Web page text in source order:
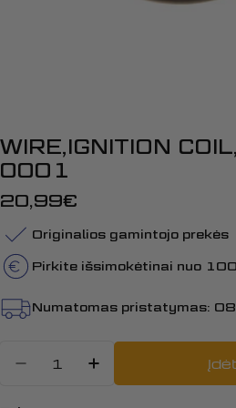
WIRE,IGNITION
0001
Įprasta
kaina
20,99€
Originalios gamintojo prekės
Pirkite išsimokėtinai nuo
Numatomas pristatymas:
Sumažinti kiekį:
Padidinti